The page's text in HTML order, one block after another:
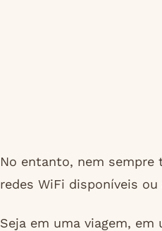
No entanto, nem sempre
redes WiFi disponíveis ou
Seja em uma viagem, em